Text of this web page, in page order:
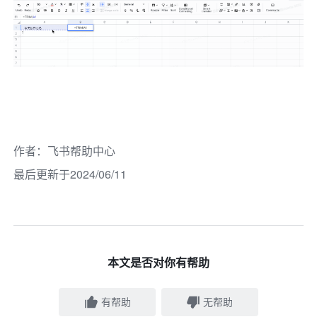
作者： 飞书帮助中心
最后更新于2024/06/11
本文是否对你有帮助
有帮助 无帮助